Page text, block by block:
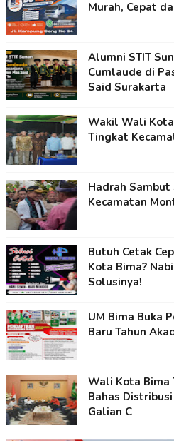
Murah, Cepat
Alumni STIT
Cumlaude di
Said Surakarta
Wakil Wali Kota
Tingkat
Hadrah Sambut
Kecamatan
Butuh Cetak
Kota Bima?
Solusinya!
UM Bima Buka
Baru Tahun
Wali Kota Bima
Bahas
Galian C